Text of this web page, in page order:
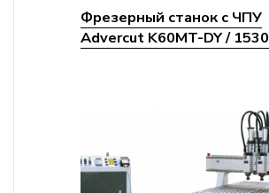
Фрезерный станок с ЧПУ
Advercut K60MT-DY / 1530